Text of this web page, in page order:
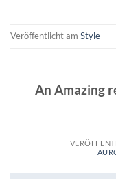
Veröffentlicht am Style
An Amazing